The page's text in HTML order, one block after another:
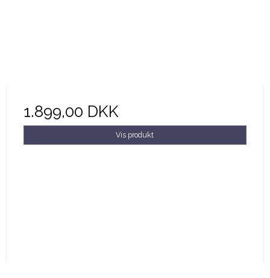
1.899,00 DKK
Vis produkt